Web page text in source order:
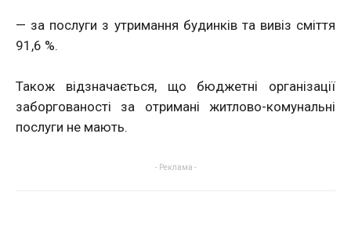
— за послуги з утримання будинків та вивіз сміття
91,6 %.
Також відзначається, що бюджетні організації
заборгованості за отримані житлово-комунальні
послуги не мають.
- Реклама -